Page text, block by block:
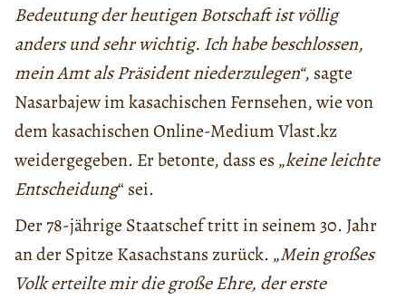
Bedeutung der heutigen Botschaft ist völlig
anders und sehr wichtig. Ich habe beschlossen,
mein Amt als Präsident niederzulegen“, sagte
Nasarbajew im kasachischen Fernsehen, wie von
dem kasachischen Online-Medium Vlast.kz
weidergegeben. Er betonte, dass es „keine leichte
Entscheidung“ sei.
Der 78-jährige Staatschef tritt in seinem 30. Jahr
an der Spitze Kasachstans zurück. „Mein großes
Volk erteilte mir die große Ehre, der erste